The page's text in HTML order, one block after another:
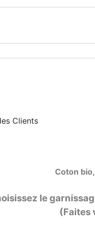
Clients
Coton
le
(Faites